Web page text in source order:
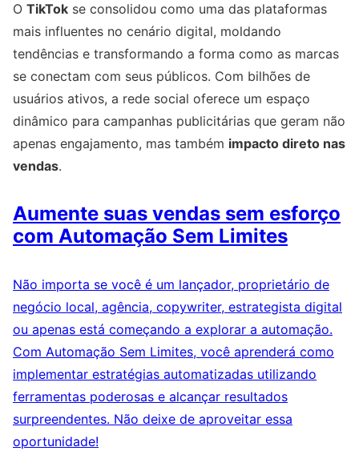
O TikTok se consolidou como uma das plataformas
mais influentes no cenário digital, moldando
tendências e transformando a forma como as marcas
se conectam com seus públicos. Com bilhões de
usuários ativos, a rede social oferece um espaço
dinâmico para campanhas publicitárias que geram não
apenas engajamento, mas também impacto direto nas
vendas.
Aumente suas vendas sem esforço
com Automação Sem Limites
Não importa se você é um lançador, proprietário de
negócio local, agência, copywriter, estrategista digital
ou apenas está começando a explorar a automação.
Com Automação Sem Limites, você aprenderá como
implementar estratégias automatizadas utilizando
ferramentas poderosas e alcançar resultados
surpreendentes. Não deixe de aproveitar essa
oportunidade!